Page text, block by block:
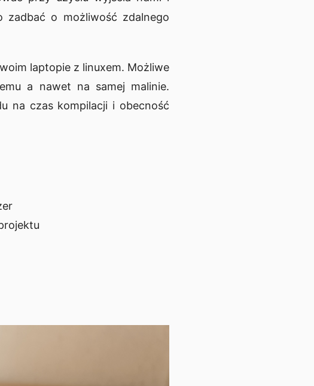
zadbać o możliwość zdalnego
laptopie z linuxem. Możliwe
a nawet na samej malinie.
na czas kompilacji i obecność